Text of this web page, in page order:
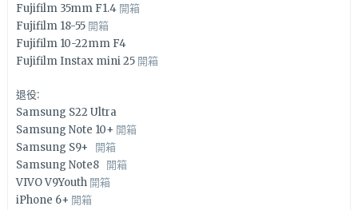
Fujifilm 35mm F1.4 開箱
Fujifilm 18-55 開箱
Fujifilm 10-22mm F4
Fujifilm Instax mini 25 開箱
退役:
Samsung S22 Ultra
Samsung Note 10+ 開箱
Samsung S9+ 開箱
Samsung Note8 開箱
VIVO V9Youth 開箱
iPhone 6+ 開箱